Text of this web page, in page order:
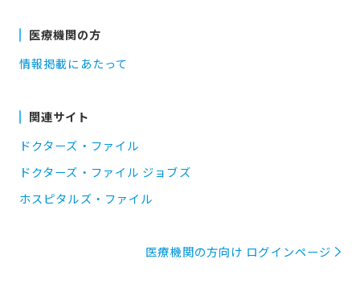
医療機関の方
情報掲載にあたって
関連サイト
ドクターズ・ファイル
ドクターズ・ファイル ジョブズ
ホスピタルズ・ファイル
医療機関の方向け ログインページ